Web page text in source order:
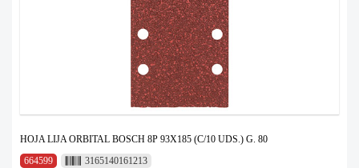
HOJA LIJA ORBITAL BOSCH 8P 93X185 (C/10 UDS.) G. 80
664599
3165140161213